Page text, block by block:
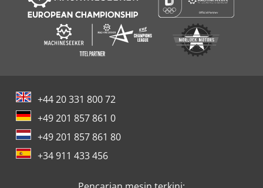
+44 20 331 800 72
+49 201 857 861 0
+49 201 857 861 80
+34 911 433 456